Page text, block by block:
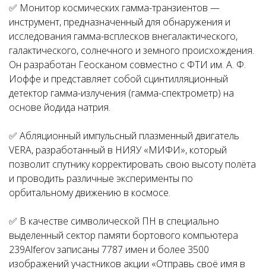
✅ Монитор космических гамма-транзиентов —
инструмент, предназначенный для обнаружения и
исследования гамма-всплесков внегалактического,
галактического, солнечного и земного происхождения.
Он разработан Геосканом совместно с ФТИ им. А. Ф.
Иоффе и представляет собой сцинтилляционный
детектор гамма-излучения (гамма-спектрометр) на
основе йодида натрия.
✅ Абляционный импульсный плазменный двигатель
VERA, разработанный в НИЯУ «МИФИ», который
позволит спутнику корректировать свою высоту полёта
и проводить различные эксперименты по
орбитальному движению в космосе.
✅ В качестве символической ПН в специально
выделенный сектор памяти бортового компьютера
239Alferov записаны 7787 имен и более 3500
изображений участников акции «Отправь своё имя в